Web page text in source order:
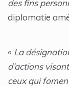
des fins
« La
d’actions
ceux qui